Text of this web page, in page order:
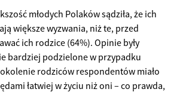
młodych Polaków sądziła, że ich
większe wyzwania, niż te, przed
ich rodzice (64%). Opinie były
bardziej podzielone w przypadku
rodziców respondentów miało
łatwiej w życiu niż oni – co prawda,